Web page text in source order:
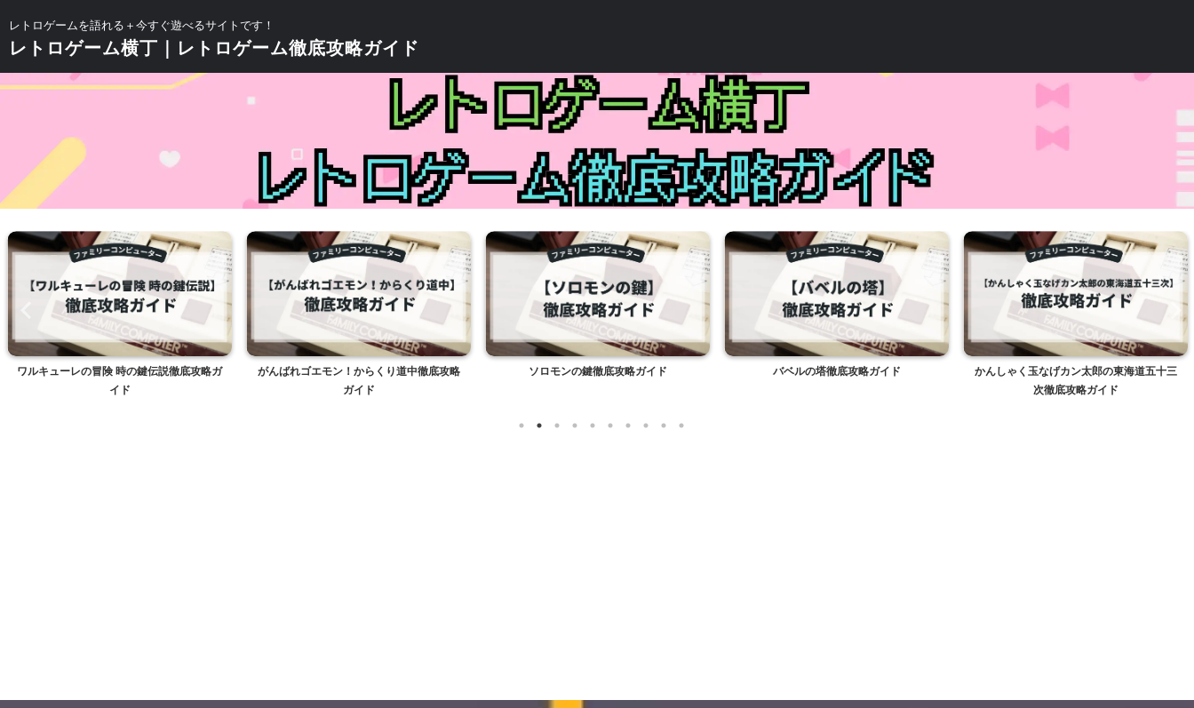
レトロゲームを語れる＋今すぐ遊べるサイトです！
レトロゲーム横丁｜レトロゲーム徹底攻略ガイド
ワルキューレの冒険 時の鍵伝説徹底攻略ガ
イド
がんばれゴエモン！からくり道中徹底攻略
ガイド
ソロモンの鍵徹底攻略ガイド バベルの塔徹底攻略ガイド
かんしゃく玉なげカン太郎の東海道五十三
次徹底攻略ガイド